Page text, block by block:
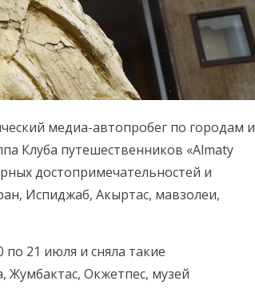
медиа-автопробег по городам и
Клуба путешественников «Almaty
достопримечательностей и
Испиджаб, Акыртас, мавзолеи,
21 июля и сняла такие
Жумбактас, Окжетпес, музей